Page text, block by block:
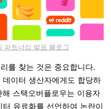
파트너십 발표 블로그
를 찾는 것은 중요합니다.
이터 생산자에게도 합당하
스택오버플로우는 이용자
터 유료화를 선언하여 논란이